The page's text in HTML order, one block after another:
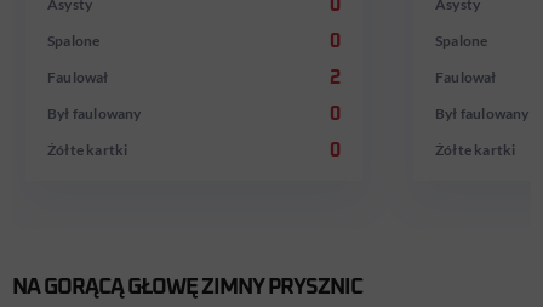
Asysty 0
Spalone 0
Faulował 2
Był faulowany 0
Żółte kartki 0
Asysty
Spalone
Faulował
Był faulowany
Żółte kartki
NA GORĄCĄ GŁOWĘ ZIMNY PRYSZNIC